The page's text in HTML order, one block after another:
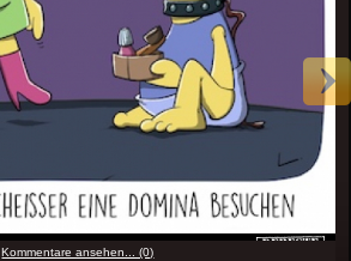
Kommentare ansehen... (0)